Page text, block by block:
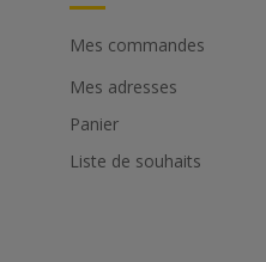
Mes commandes
Mes adresses
Panier
Liste de souhaits